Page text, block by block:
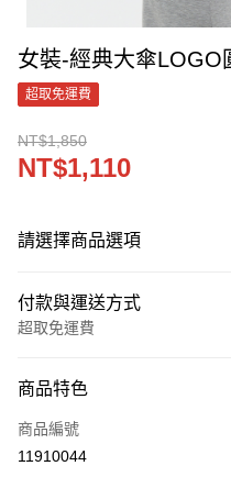
女裝-經典大傘LOGO
超取免運費
NT$1,850
NT$1,110
請選擇商品選項
付款與運送方式
超取免運費
信用卡一次付款
LINE Pay
商品特色
商品編號
11910044